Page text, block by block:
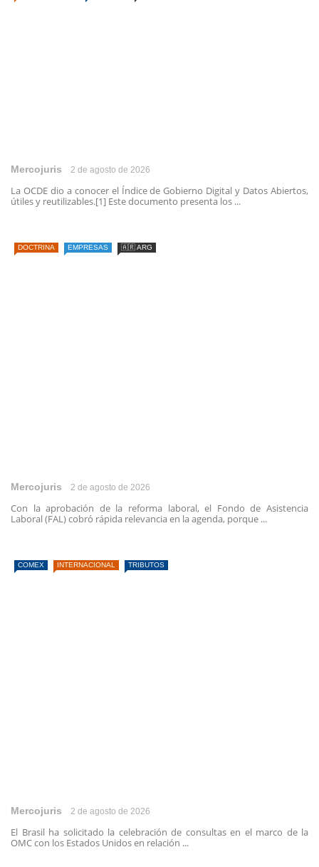
Mercojuris 2 de agosto de 2026
La OCDE dio a conocer el Índice de Gobierno Digital y Datos Abiertos,
útiles y reutilizables.[1] Este documento presenta los ...
DOCTRINA EMPRESAS 🇦🇷 ARG
Mercojuris 2 de agosto de 2026
Con la aprobación de la reforma laboral, el Fondo de Asistencia
Laboral (FAL) cobró rápida relevancia en la agenda, porque ...
COMEX INTERNACIONAL TRIBUTOS
Mercojuris 2 de agosto de 2026
El Brasil ha solicitado la celebración de consultas en el marco de la
OMC con los Estados Unidos en relación ...